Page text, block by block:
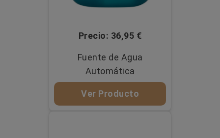
Precio: 36,95 €
Fuente de Agua
Automática
Ver Producto